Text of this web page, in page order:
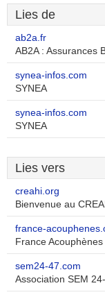
Lies de
ab2a.fr
AB2A : Assurances
synea-infos.com
SYNEA
synea-infos.com
SYNEA
Lies vers
creahi.org
Bienvenue au
france-
France Acouphènes
sem24-47.com
Association SEM